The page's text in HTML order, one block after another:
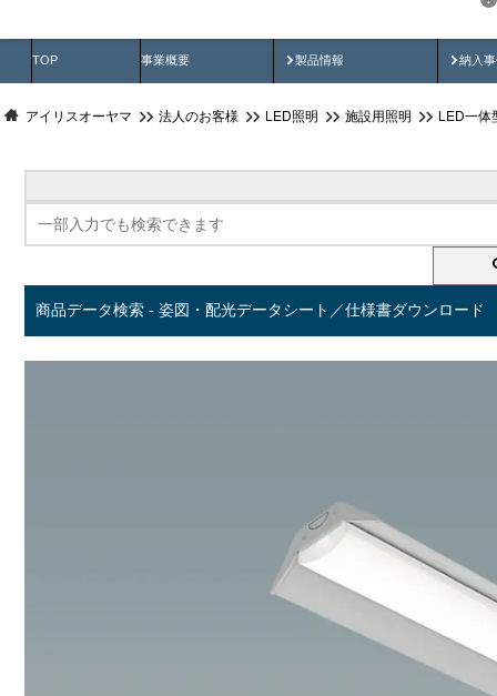
TOP 事業概要 製品情報
製品動画 納入
納
アイリスオーヤマ 法人のお客様 LED照明 施設用照明 LED一体
商品データ検索 - 姿図・配光データシート／仕様書ダウンロード